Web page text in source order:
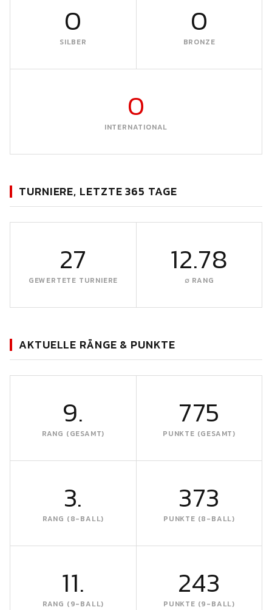
0
SILBER
0
BRONZE
0
INTERNATIONAL
TURNIERE, LETZTE 365 TAGE
27
GEWERTETE TURNIERE
12.78
∅ RANG
AKTUELLE RÄNGE & PUNKTE
9.
RANG (GESAMT)
775
PUNKTE (GESAMT)
3.
RANG (8-BALL)
373
PUNKTE (8-BALL)
11.
RANG (9-BALL)
243
PUNKTE (9-BALL)